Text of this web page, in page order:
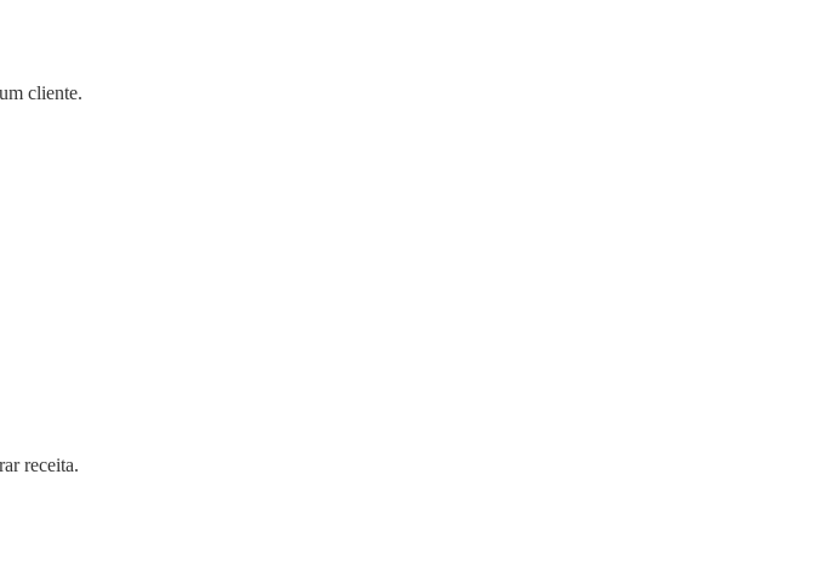
cliente.
receita.